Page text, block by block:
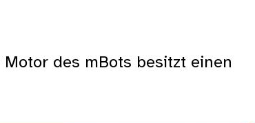
Motor des mBots besitzt einen